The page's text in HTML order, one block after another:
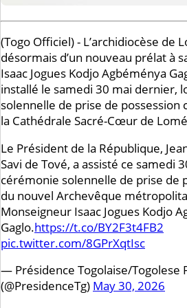
(Togo Officiel)- L’archidiocèse de
désormais d’un nouveau prélat à
Isaac Jogues Kodjo Agbéménya
installé le samedi 30 mai dernier,
solennelle de prise de possession
la Cathédrale Sacré-Cœur de
Le Président de la République,
Savi de Tové, a assisté ce samedi
cérémonie solennelle de prise de
du nouvel Archevêque
Monseigneur Isaac Jogues Kodjo
Gaglo.https://t.co/BY2F3t4FB2
pic.twitter.com/8GPrXqtIsc
— Présidence Togolaise/Togolese
(@PresidenceTg) May 30, 2026